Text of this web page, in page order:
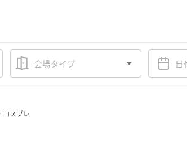
会場タイプ
コスプレ